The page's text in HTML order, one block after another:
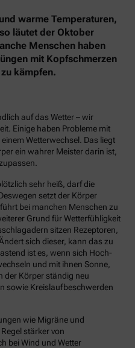
warme Temperaturen,
läutet der Oktober
Menschen haben
mit Kopfschmerzen
kämpfen.
auf das Wetter – wir
Einige haben Probleme mit
Wetterwechsel. Das liegt
ein wahrer Meister darin ist,
sehr heiß, darf die
setzt der Körper
bei manchen Menschen zu
Grund für Wetterfühligkeit
sitzen Rezeptoren,
sich dieser, kann das zu
ist es, wenn sich Hoch-
und mit ihnen Sonne,
der Körper ständig neu
sowie Kreislaufbeschwerden
wie Migräne und
stärker von
bei Wind und Wetter